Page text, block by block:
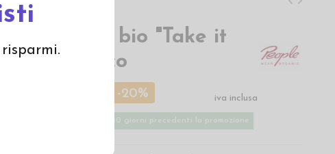
in cotone bio "Take it
- col. bianco
-20% iva inclusa
più basso applicato nei 30 giorni precedenti la promozione